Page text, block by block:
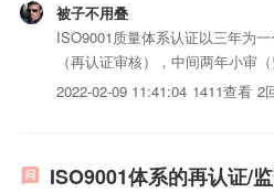
被子不用叠
ISO9001质量体系认证以三年为
（再认证审核），中间两年小审
有外部审核的。加上每年必须内部
2022-02-09 11:41:04 1411查看 2
ISO9001体系的再认证/